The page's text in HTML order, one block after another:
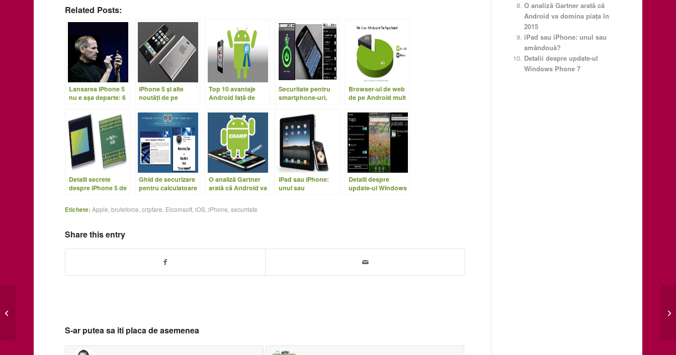
Related Posts:
Lansarea iPhone 5
nu e aşa departe: 6
iPhone 5 şi alte
noutăţi de pe
Top 10 avantaje
Android faţă de
Securitate pentru
smartphone-uri,
Android
Browser-ul de web
de pe Android mult
pe iPhone
Detalii secrete
despre iPhone 5 de
Ghid de securizare
pentru calculatoare
O analiză Gartner
arată că Android va
iPad sau iPhone:
unul sau
Detalii despre
update-ul Windows
Etichete: Apple ,bruteforce ,criptare Elcomsoft ,iOS ,iPhone ,securitate
Share this entry
S-ar putea sa iti placa de asemenea
O analiză Gartner arată că
Android va domina piaţa în
2015
iPad sau iPhone: unul sau
amândouă?
Detalii despre update-ul
Windows Phone 7